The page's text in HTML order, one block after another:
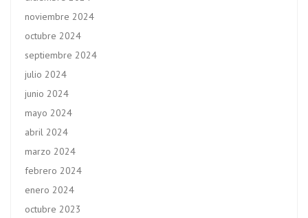
noviembre 2024
octubre 2024
septiembre 2024
julio 2024
junio 2024
mayo 2024
abril 2024
marzo 2024
febrero 2024
enero 2024
octubre 2023